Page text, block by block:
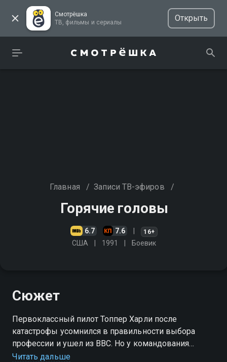
Смотрёшка
ТВ, фильмы и сериалы
Открыть
Главная / Записи ТВ-эфиров /
Горячие головы
6.7 7.6 16+
США 1991 Боевик
Сюжет
Первоклассный пилот Топпер Харли после
катастрофы усомнился в правильности выбора
профессии и ушел из ВВС. Но у командования
другое мнение о его способностях
Читать дальше